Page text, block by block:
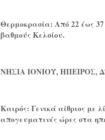
Θερμοκρασία: Από 22 έως
βαθμούς Κελσίου.
ΝΗΣΙΑ ΙΟΝΙΟΥ,
Καιρός: Γενικά αίθριος με
απογευματινές ώρες στα